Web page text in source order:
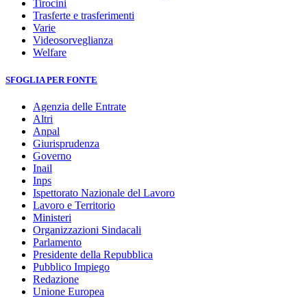
Tirocini
Trasferte e trasferimenti
Varie
Videosorveglianza
Welfare
SFOGLIA PER FONTE
Agenzia delle Entrate
Altri
Anpal
Giurisprudenza
Governo
Inail
Inps
Ispettorato Nazionale del Lavoro
Lavoro e Territorio
Ministeri
Organizzazioni Sindacali
Parlamento
Presidente della Repubblica
Pubblico Impiego
Redazione
Unione Europea